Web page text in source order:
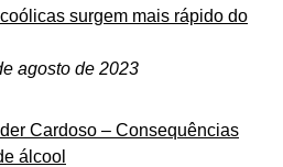
surgem mais rápido do
agosto de 2023
Cardoso – Consequências
álcool